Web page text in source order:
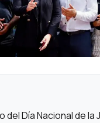
del Día Nacional de la